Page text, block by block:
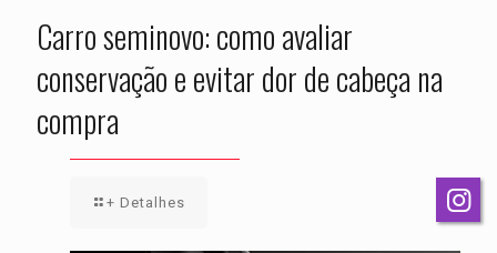
Carro seminovo: como avaliar
conservação e evitar dor de cabeça na
compra
+ Detalhes